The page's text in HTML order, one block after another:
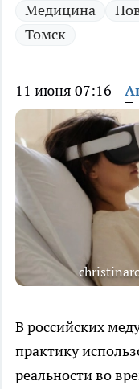
Медицина
Томск
11 июня 07:16
В российских
практику
реальности во